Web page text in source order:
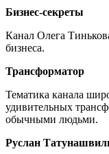
Бизнес-секреты
Канал Олега
бизнеса.
Трансформатор
Тематика канала
удивительных
обычными людьми.
Руслан